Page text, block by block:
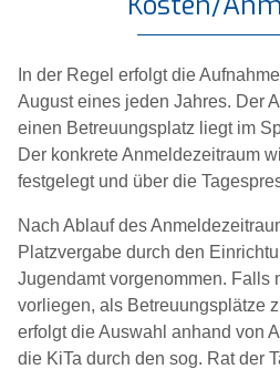
In der Regel erfolgt die
August eines jeden Jahres. Der
einen Betreuungsplatz liegt im
Der konkrete Anmeldezeitraum
festgelegt und über die
Nach Ablauf des
Platzvergabe durch den
Jugendamt vorgenommen. Falls
vorliegen, als Betreuungsplätze
erfolgt die Auswahl anhand von
die KiTa durch den sog. Rat der